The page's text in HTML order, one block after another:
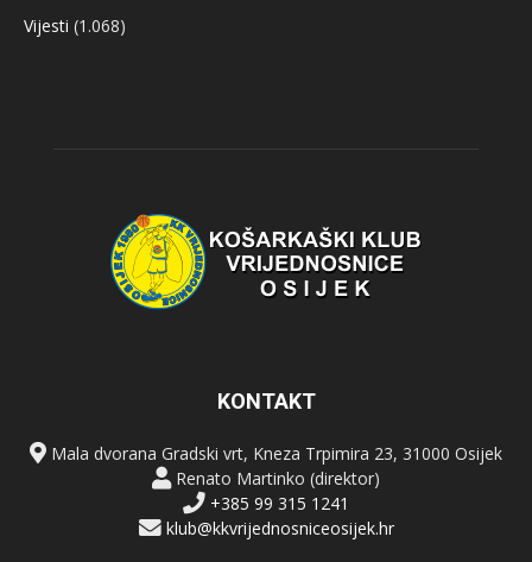
Vijesti (1.068)
KONTAKT
Mala dvorana Gradski vrt, Kneza Trpimira 23, 31000 Osijek
Renato Martinko (direktor)
+385 99 315 1241
klub@kkvrijednosniceosijek.hr